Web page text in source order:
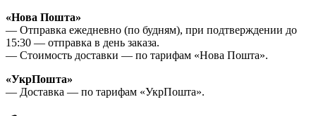
«Нова Пошта»
— Отправка ежедневно (по будням), при подтверждении до
15:30 — отправка в день заказа.
— Стоимость доставки — по тарифам «Нова Пошта».
«УкрПошта»
— Доставка — по тарифам «УкрПошта».